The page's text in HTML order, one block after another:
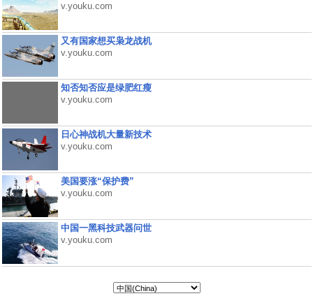
v.youku.com
又有国家想买枭龙战机
v.youku.com
知否知否应是绿肥红瘦
v.youku.com
日心神战机大量新技术
v.youku.com
美国要涨“保护费”
v.youku.com
中国一黑科技武器问世
v.youku.com